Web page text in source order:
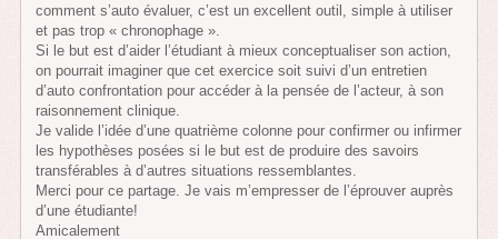
comment s’auto évaluer, c’est un excellent outil, simple à utiliser
et pas trop « chronophage ».
Si le but est d’aider l’étudiant à mieux conceptualiser son action,
on pourrait imaginer que cet exercice soit suivi d’un entretien
d’auto confrontation pour accéder à la pensée de l’acteur, à son
raisonnement clinique.
Je valide l’idée d’une quatrième colonne pour confirmer ou infirmer
les hypothèses posées si le but est de produire des savoirs
transférables à d’autres situations ressemblantes.
Merci pour ce partage. Je vais m’empresser de l’éprouver auprès
d’une étudiante!
Amicalement